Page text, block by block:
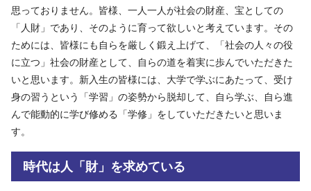
思っておりません。皆様、一人一人が社会の財産、宝としての
「人財」であり、そのように育って欲しいと考えています。その
ためには、皆様にも自らを厳しく鍛え上げて、「社会の人々の役
に立つ」社会の財産として、自らの道を着実に歩んでいただきた
いと思います。新入生の皆様には、大学で学ぶにあたって、受け
身の習うという「学習」の姿勢から脱却して、自ら学ぶ、自ら進
んで能動的に学び修める「学修」をしていただきたいと思いま
す。
時代は人「財」を求めている